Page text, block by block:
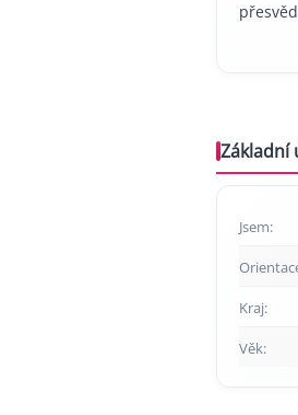
Základní
Jsem:
Kraj:
Věk: